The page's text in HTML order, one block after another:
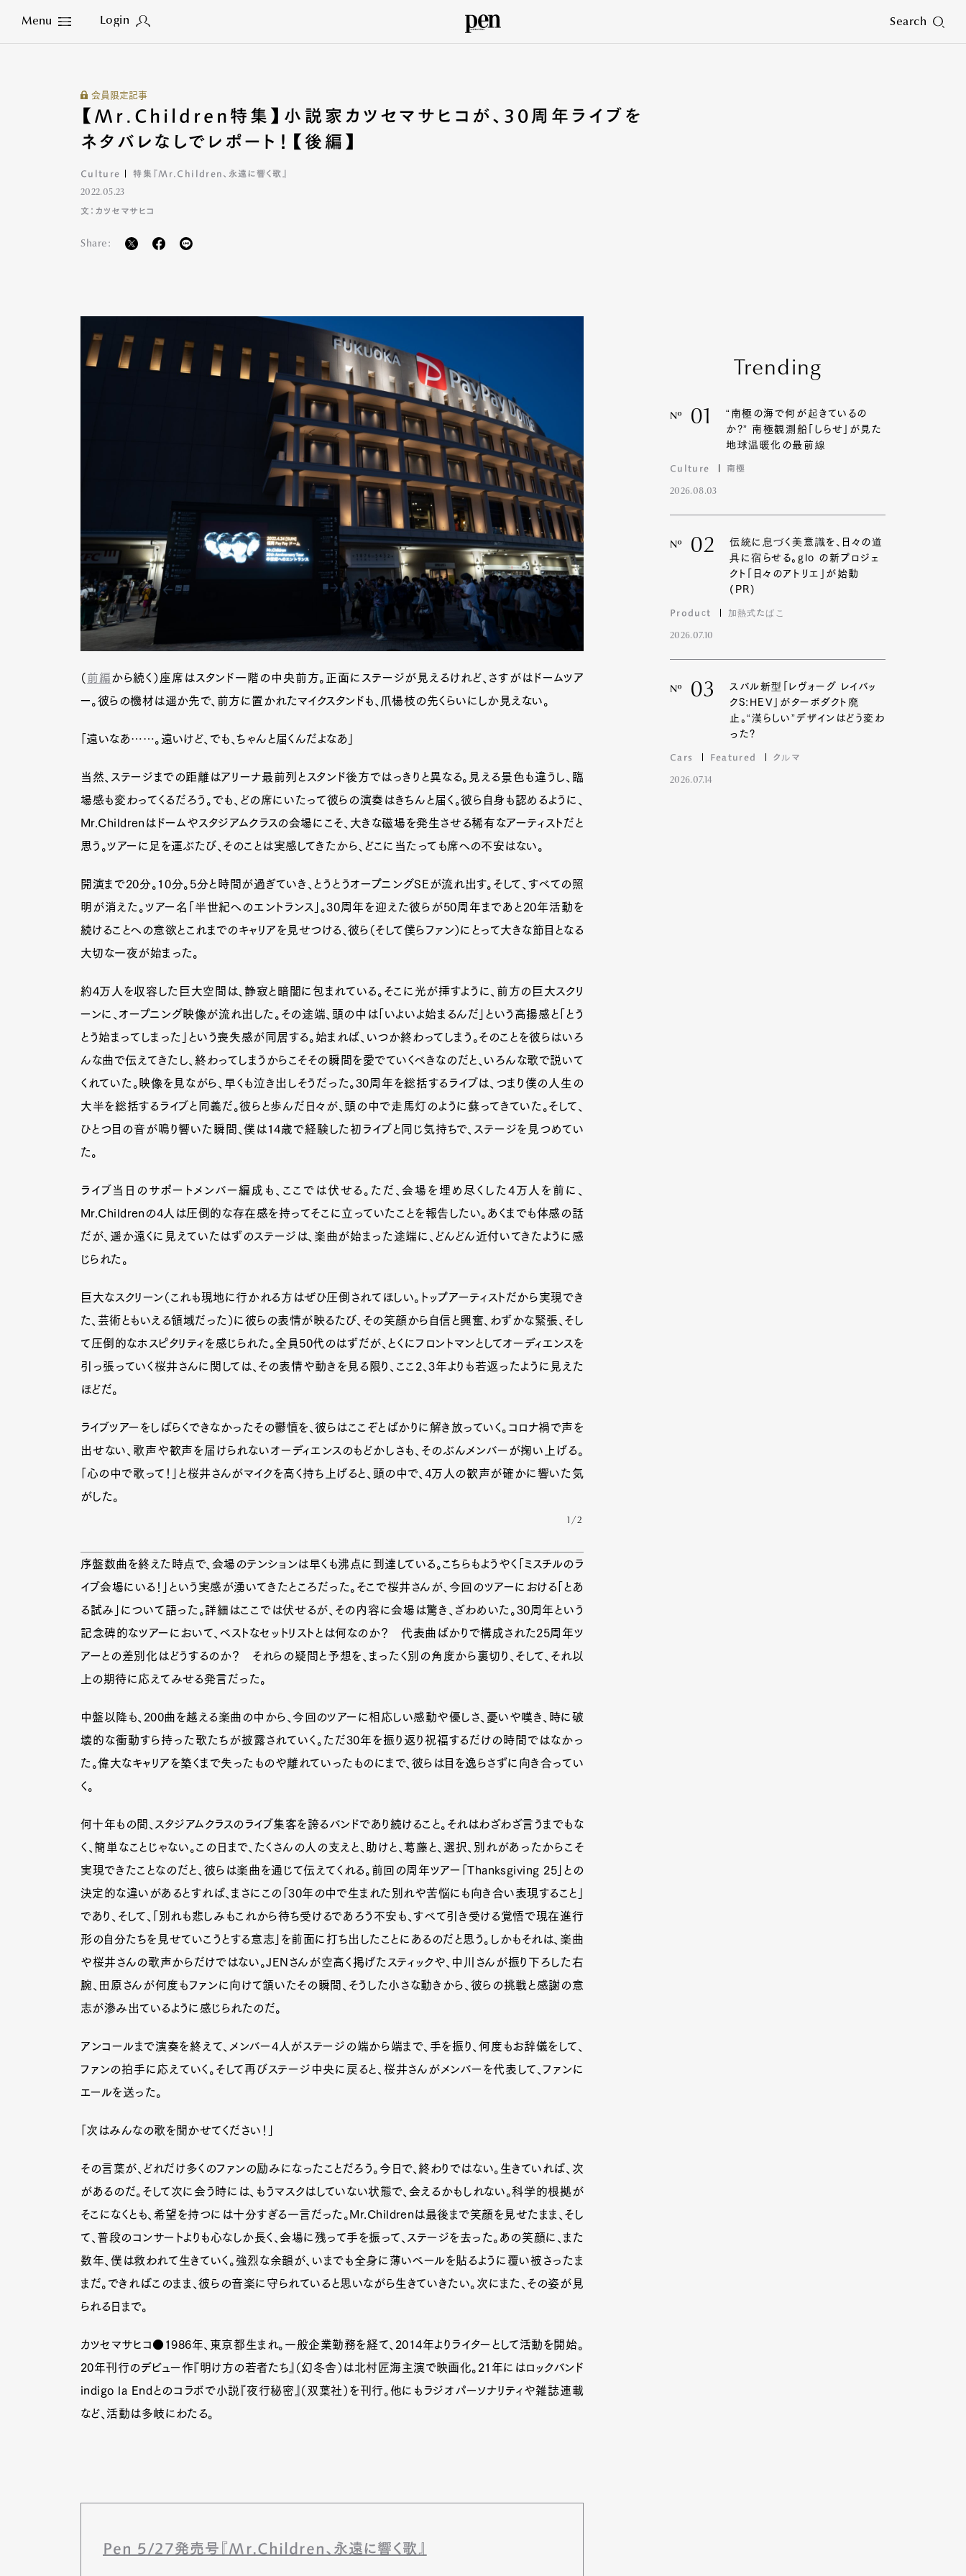
Menu Login Search
Close
Gourmet
Cars Product
Culture
Lifestyle
Pen Meet Pen international Pen tw
会員限定記事
【Mr.Children特集】小説家カツセマサヒコが、30周年ライブを
ネタバレなしでレポート！【後編】
Culture 特集『Mr.Children、永遠に響く歌』
2022.05.23
文：カツセマサヒコ
Share:
（ 前編 から続く）座席はスタンド一階の中央前方。正面にステージが見えるけれど、さすがはドームツア
ー。彼らの機材は遥か先で、前方に置かれたマイクスタンドも、爪楊枝の先くらいにしか見えない。
「遠いなあ……。遠いけど、でも、ちゃんと届くんだよなあ」
当然、ステージまでの距離はアリーナ最前列とスタンド後方ではっきりと異なる。見える景色も違うし、臨
場感も変わってくるだろう。でも、どの席にいたって彼らの演奏はきちんと届く。彼ら自身も認めるように、
Mr.Childrenはドームやスタジアムクラスの会場にこそ、大きな磁場を発生させる稀有なアーティストだと
思う。ツアーに足を運ぶたび、そのことは実感してきたから、どこに当たっても席への不安はない。
開演まで20分。10分。5分と時間が過ぎていき、とうとうオープニングSEが流れ出す。そして、すべての照
明が消えた。ツアー名「半世紀へのエントランス」。30周年を迎えた彼らが50周年まであと20年活動を
続けることへの意欲とこれまでのキャリアを見せつける、彼ら（そして僕らファン）にとって大きな節目となる
大切な一夜が始まった。
約4万人を収容した巨大空間は、静寂と暗闇に包まれている。そこに光が挿すように、前方の巨大スクリ
ーンに、オープニング映像が流れ出した。その途端、頭の中は「いよいよ始まるんだ」という高揚感と「とう
とう始まってしまった」という喪失感が同居する。始まれば、いつか終わってしまう。そのことを彼らはいろ
んな曲で伝えてきたし、終わってしまうからこそその瞬間を愛でていくべきなのだと、いろんな歌で説いて
くれていた。映像を見ながら、早くも泣き出しそうだった。30周年を総括するライブは、つまり僕の人生の
大半を総括するライブと同義だ。彼らと歩んだ日々が、頭の中で走馬灯のように蘇ってきていた。そして、
ひとつ目の音が鳴り響いた瞬間、僕は14歳で経験した初ライブと同じ気持ちで、ステージを見つめてい
た。
ライブ当日のサポートメンバー編成も、ここでは伏せる。ただ、会場を埋め尽くした4万人を前に、
Mr.Childrenの4人は圧倒的な存在感を持ってそこに立っていたことを報告したい。あくまでも体感の話
だが、遥か遠くに見えていたはずのステージは、楽曲が始まった途端に、どんどん近付いてきたように感
じられた。
巨大なスクリーン（これも現地に行かれる方はぜひ圧倒されてほしい。トップアーティストだから実現でき
た、芸術ともいえる領域だった）に彼らの表情が映るたび、その笑顔から自信と興奮、わずかな緊張、そし
て圧倒的なホスピタリティを感じられた。全員50代のはずだが、とくにフロントマンとしてオーディエンスを
引っ張っていく桜井さんに関しては、その表情や動きを見る限り、ここ2、3年よりも若返ったように見えた
ほどだ。
ライブツアーをしばらくできなかったその鬱憤を、彼らはここぞとばかりに解き放っていく。コロナ禍で声を
出せない、歌声や歓声を届けられないオーディエンスのもどかしさも、そのぶんメンバーが掬い上げる。
「心の中で歌って！」と桜井さんがマイクを高く持ち上げると、頭の中で、4万人の歓声が確かに響いた気
がした。
1/2
序盤数曲を終えた時点で、会場のテンションは早くも沸点に到達している。こちらもようやく「ミスチルのラ
イブ会場にいる！」という実感が湧いてきたところだった。そこで桜井さんが、今回のツアーにおける「とあ
る試み」について語った。詳細はここでは伏せるが、その内容に会場は驚き、ざわめいた。30周年という
記念碑的なツアーにおいて、ベストなセットリストとは何なのか？ 代表曲ばかりで構成された25周年ツ
アーとの差別化はどうするのか？ それらの疑問と予想を、まったく別の角度から裏切り、そして、それ以
上の期待に応えてみせる発言だった。
中盤以降も、200曲を越える楽曲の中から、今回のツアーに相応しい感動や優しさ、憂いや嘆き、時に破
壊的な衝動すら持った歌たちが披露されていく。ただ30年を振り返り祝福するだけの時間ではなかっ
た。偉大なキャリアを築くまで失ったものや離れていったものにまで、彼らは目を逸らさずに向き合ってい
く。
何十年もの間、スタジアムクラスのライブ集客を誇るバンドであり続けること。それはわざわざ言うまでもな
く、簡単なことじゃない。この日まで、たくさんの人の支えと、助けと、葛藤と、選択、別れがあったからこそ
実現できたことなのだと、彼らは楽曲を通じて伝えてくれる。前回の周年ツアー「Thanksgiving 25」との
決定的な違いがあるとすれば、まさにこの「30年の中で生まれた別れや苦悩にも向き合い表現すること」
であり、そして、「別れも悲しみもこれから待ち受けるであろう不安も、すべて引き受ける覚悟で現在進行
形の自分たちを見せていこうとする意志」を前面に打ち出したことにあるのだと思う。しかもそれは、楽曲
や桜井さんの歌声からだけではない。JENさんが空高く掲げたスティックや、中川さんが振り下ろした右
腕、田原さんが何度もファンに向けて頷いたその瞬間、そうした小さな動きから、彼らの挑戦と感謝の意
志が滲み出ているように感じられたのだ。
アンコールまで演奏を終えて、メンバー4人がステージの端から端まで、手を振り、何度もお辞儀をして、
ファンの拍手に応えていく。そして再びステージ中央に戻ると、桜井さんがメンバーを代表して、ファンに
エールを送った。
「次はみんなの歌を聞かせてください！」
その言葉が、どれだけ多くのファンの励みになったことだろう。今日で、終わりではない。生きていれば、次
があるのだ。そして次に会う時には、もうマスクはしていない状態で、会えるかもしれない。科学的根拠が
そこになくとも、希望を持つには十分すぎる一言だった。Mr.Childrenは最後まで笑顔を見せたまま、そし
て、普段のコンサートよりも心なしか長く、会場に残って手を振って、ステージを去った。あの笑顔に、また
数年、僕は救われて生きていく。強烈な余韻が、いまでも全身に薄いベールを貼るように覆い被さったま
まだ。できればこのまま、彼らの音楽に守られていると思いながら生きていきたい。次にまた、その姿が見
られる日まで。
カツセマサヒコ●1986年、東京都生まれ。一般企業勤務を経て、2014年よりライターとして活動を開始。
20年刊行のデビュー作『明け方の若者たち』（幻冬舎）は北村匠海主演で映画化。21年にはロックバンド
indigo la Endとのコラボで小説『夜行秘密』（双葉社）を刊行。他にもラジオパーソナリティや雑誌連載
など、活動は多岐にわたる。
Pen 5/27発売号『Mr.Children、永遠に響く歌』
Trending
Nº 01
“南極の海で何が起きているの
か?” 南極観測船「しらせ」が見た
地球温暖化の最前線
Culture 南極
2026.08.03
Nº 02
伝統に息づく美意識を、日々の道
具に宿らせる。glo の新プロジェ
クト「日々のアトリエ」が始動
(PR)
Product 加熱式たばこ
2026.07.10
Nº 03
スバル新型「レヴォーグ レイバッ
クS:HEV」がターボダクト廃
止。“漢らしい”デザインはどう変わ
った?
Cars Featured クルマ
2026.07.14